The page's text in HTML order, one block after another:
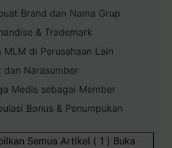
Brand dan Nama Grup
& Trademark
MLM di Perusahaan Lain
dan Narasumber
Medis sebagai Member
Bonus & Penumpukan
Semua Artikel ( 1 ) Buka